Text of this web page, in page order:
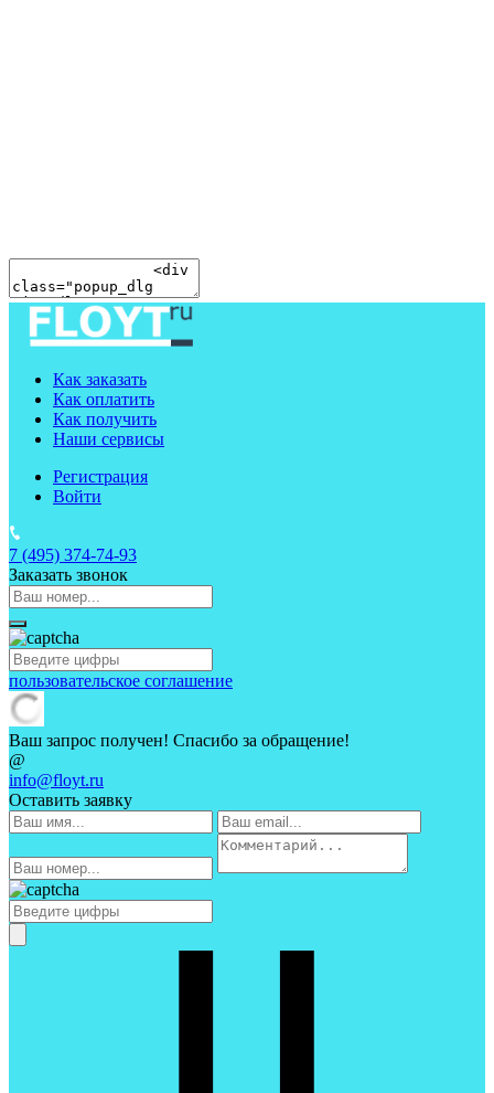
Как заказать
Как оплатить
Как получить
Наши сервисы
Регистрация
Войти
7 (495) 374-74-93
Заказать звонок
пользовательское соглашение
Ваш запрос получен! Спасибо за обращение!
@
info@floyt.ru
Оставить заявку